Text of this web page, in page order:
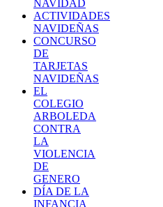
NAVIDAD
ACTIVIDADES
NAVIDEÑAS
CONCURSO
DE
TARJETAS
NAVIDEÑAS
EL
COLEGIO
ARBOLEDA
CONTRA
LA
VIOLENCIA
DE
GENERO
DÍA DE LA
INFANCIA